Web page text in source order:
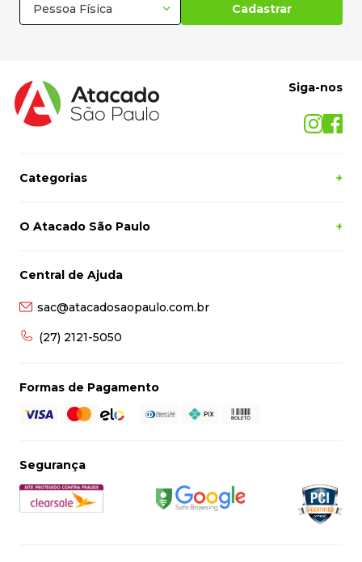
Pessoa Física Cadastrar
Siga-nos
Categorias +
O Atacado São Paulo +
Central de Ajuda
sac@atacadosaopaulo.com.br
(27) 2121-5050
Formas de Pagamento
Segurança